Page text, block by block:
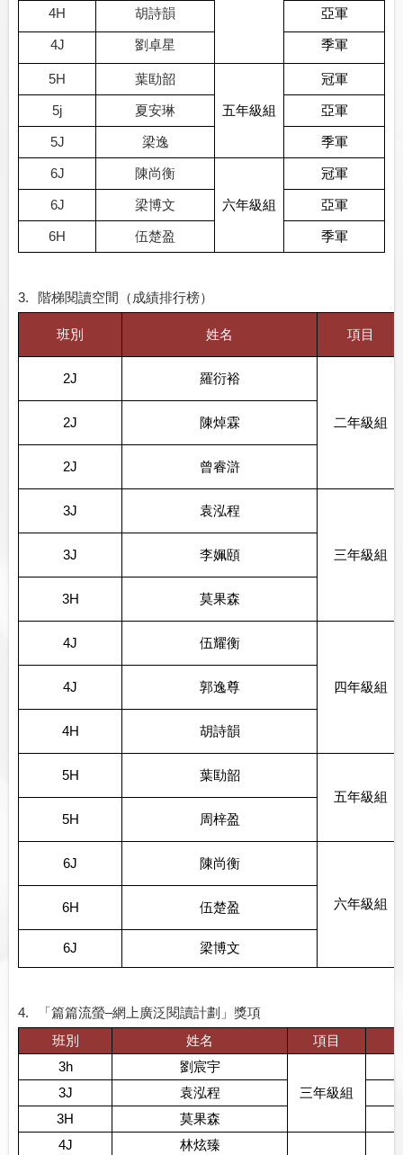
4H 胡詩韻 亞軍
4J 劉卓星 季軍
5H 葉劻韶
五年級組
冠軍
5j 夏安琳 亞軍
5J 梁逸 季軍
6J 陳尚衡
六年級組
冠軍
6J 梁博文 亞軍
6H 伍楚盈 季軍
3. 階梯閱讀空間（成績排行榜）
班別 姓名 項目
2J 羅衍裕
二年級組
2J 陳焯霖
2J 曾睿滸
3J 袁泓程
三年級組
3J 李姵頤
3H 莫果森
4J 伍耀衡
四年級組
4J 郭逸尊
4H 胡詩韻
5H
葉劻韶
五年級組
5H
周梓盈
6J 陳尚衡
六年級組
6H 伍楚盈
6J 梁博文
4.
「篇篇流螢–網上廣泛閱讀計劃」獎項
班別
姓名
項目
3h
劉宸宇
三年級組
3J
袁泓程
3H
莫果森
4J
林炫臻